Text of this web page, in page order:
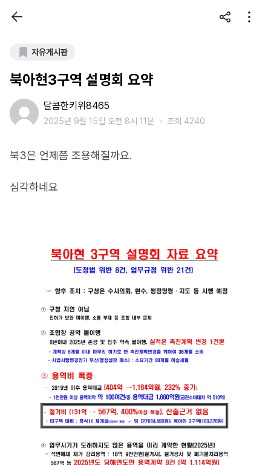
자유게시판
북아현3구역 설명회 요약
달콤한키위8465
2025년 9월 15일 오전 8시 11분 ・ 조회 4240
북3은 언제쯤 조용해질까요.
심각하네요